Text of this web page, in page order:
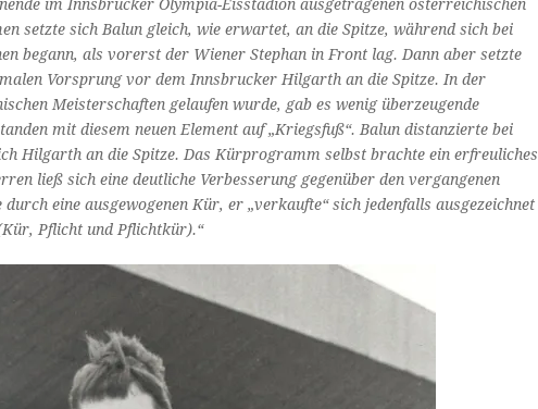
im Innsbrucker Olympia-Eisstadion ausgetragenen österreichischen
setzte sich Balun gleich, wie erwartet, an die Spitze, während sich bei
begann, als vorerst der Wiener Stephan in Front lag. Dann aber setzte
Vorsprung vor dem Innsbrucker Hilgarth an die Spitze. In der
Meisterschaften gelaufen wurde, gab es wenig überzeugende
mit diesem neuen Element auf „Kriegsfuß“. Balun distanzierte bei
Hilgarth an die Spitze. Das Kürprogramm selbst brachte ein erfreuliches
ließ sich eine deutliche Verbesserung gegenüber den vergangenen
eine ausgewogenen Kür, er „verkaufte“ sich jedenfalls ausgezeichnet
Pflicht und Pflichtkür).“